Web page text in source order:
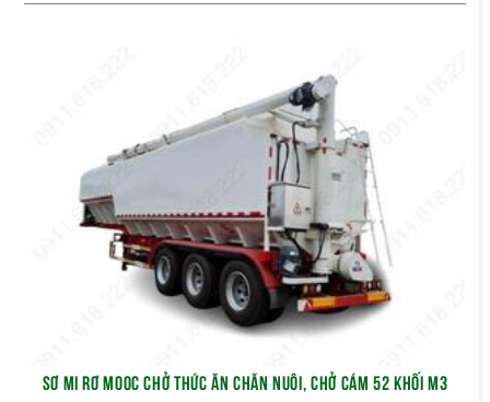
SƠ MI RƠ MOOC CHỞ THỨC ĂN CHĂN NUÔI, CHỞ CÁM 52 KHỐI M3